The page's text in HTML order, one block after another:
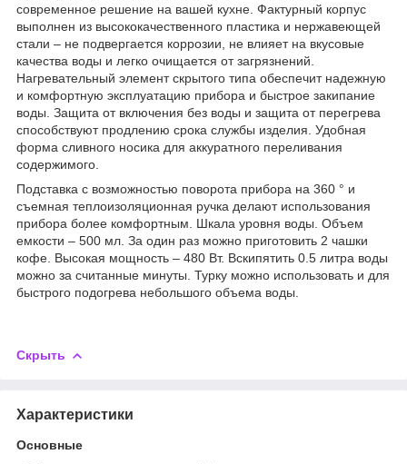
современное решение на вашей кухне. Фактурный корпус
выполнен из высококачественного пластика и нержавеющей
стали – не подвергается коррозии, не влияет на вкусовые
качества воды и легко очищается от загрязнений.
Нагревательный элемент скрытого типа обеспечит надежную
и комфортную эксплуатацию прибора и быстрое закипание
воды. Защита от включения без воды и защита от перегрева
способствуют продлению срока службы изделия. Удобная
форма сливного носика для аккуратного переливания
содержимого.
Подставка с возможностью поворота прибора на 360 ° и
съемная теплоизоляционная ручка делают использования
прибора более комфортным. Шкала уровня воды. Объем
емкости – 500 мл. За один раз можно приготовить 2 чашки
кофе. Высокая мощность – 480 Вт. Вскипятить 0.5 литра воды
можно за считанные минуты. Турку можно использовать и для
быстрого подогрева небольшого объема воды.
Скрыть
Характеристики
Основные